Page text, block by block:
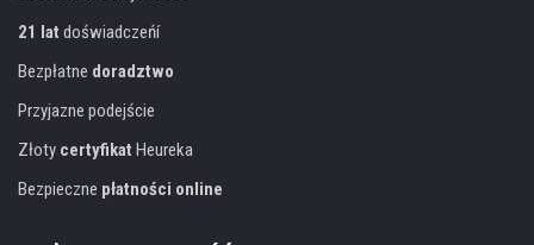
21 lat doświadczeńí
Bezpłatne doradztwo
Przyjazne podejście
Złoty certyfikat Heureka
Bezpieczne płatności online